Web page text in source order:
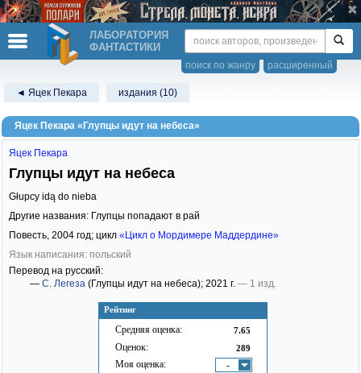
ЛАБОРАТОРИЯ
ФАНТАСТИКИ
расширенный
поиск по жанру
◄ Яцек Пекара издания (10)
Яцек Пекара «Глупцы идут на небеса»
Рейтинг
Средняя оценка: 7.65
Оценок: 289
Моя оценка: -
Яцек Пекара
Глупцы идут на небеса
Głupcy idą do nieba
Другие названия: Глупцы попадают в рай
Повесть, 2004 год; цикл «Цикл о Мордимере Маддердине»
Язык написания: польский
Перевод на русский:
— С. Легеза (Глупцы идут на небеса); 2021 г. — 1 изд.